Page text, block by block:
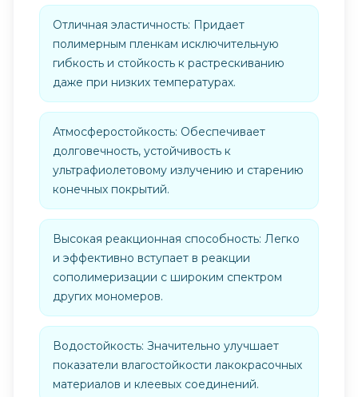
Отличная эластичность: Придает
полимерным пленкам исключительную
гибкость и стойкость к растрескиванию
даже при низких температурах.
Атмосферостойкость: Обеспечивает
долговечность, устойчивость к
ультрафиолетовому излучению и старению
конечных покрытий.
Высокая реакционная способность: Легко
и эффективно вступает в реакции
сополимеризации с широким спектром
других мономеров.
Водостойкость: Значительно улучшает
показатели влагостойкости лакокрасочных
материалов и клеевых соединений.